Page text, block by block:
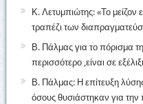
Κ. Λετυμπιώτης: «Το μείζον
τραπέζι των
Β. Πάλμας για το πόρισμα
περισσότερο ,είναι σε
Β. Πάλμας: Η επίτευξη
όσους θυσιάστηκαν για την